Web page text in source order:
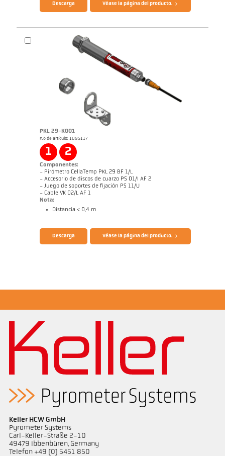
Declaración de conformidad Declaration de
Conformity PT1xx
Declaración de conformidad Declaration de
Conformity PV11
Descarga Véase la página del producto.
PKL 29-K001
n.o de artículo: 1095117
1 2
Componentes:
- Pirómetro CellaTemp PKL 29 BF 1/L
- Accesorio de discos de cuarzo PS 01/I AF 2
- Juego de soportes de fijación PS 11/U
- Cable VK 02/L AF 1
Nota:
Distancia < 0,4 m
Folleto CellaTemp PK PKF PKL
Dibujo acotado PKL 29-K001
Descarga Véase la página del producto.
Keller HCW GmbH
Pyrometer Systems
Carl-Keller-Straße 2-10
49479 Ibbenbüren, Germany
Telefon +49 (0) 5451 850